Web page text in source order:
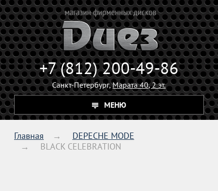
+7 (812) 200-49-86
Санкт-Петербург,Марата 40, 2 эт.
МЕНЮ
Главная
DEPECHE MODE
BLACK CELEBRATION